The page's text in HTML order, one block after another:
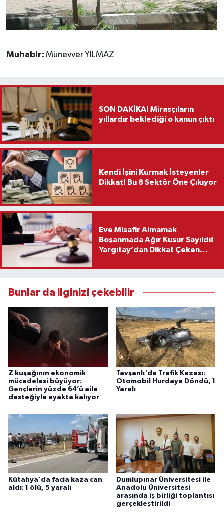
Muhabir: Münevver YILMAZ
SON DAKİKA! Mirasçıların
yıllardır beklediği o kanun çıktı
Kendi İşini Kurmak İsteyenler
Dikkat! Bu 8 Sektör Öne Çıkıyor
Eve Misafir Almamak
Boşanmada Ağır Kusur Sayıldı!
Yargıtay’dan Dikkat Çeken
Bunlar da ilginizi çekebilir
Z kuşağının ekonomik
mücadelesi büyüyor:
Gençlerin yüzde 64’ü aile
desteğiyle ayakta kalıyor
Tavşanlı'da Trafik Kazası:
Otomobil Hurdaya Döndü, 1
Yaralı
Kütahya'da facia kaza can
aldı: 1 ölü, 5 yaralı
Dumlupınar Üniversitesi ile
Anadolu Üniversitesi
arasında iş birliği toplantısı
gerçekleştirildi